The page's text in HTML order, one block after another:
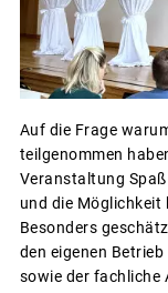
Auf die Frage
teilgenommen
Veranstaltung
und die Möglichkeit
Besonders
den eigenen
sowie der fachliche